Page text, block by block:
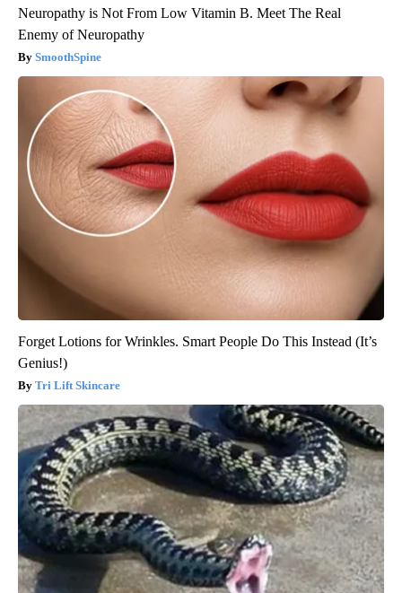
Neuropathy is Not From Low Vitamin B. Meet The Real
Enemy of Neuropathy
SmoothSpine
Forget Lotions for Wrinkles. Smart People Do This Instead (It’s
Genius!)
Tri Lift Skincare